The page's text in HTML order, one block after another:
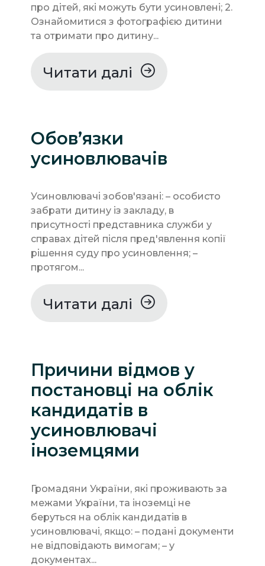
про дітей, які можуть бути усиновлені; 2.
Ознайомитися з фотографією дитини
та отримати про дитину...
Читати далі
Обов’язки
усиновлювачів
Усиновлювачі зобов'язані: – особисто
забрати дитину із закладу, в
присутності представника служби у
справах дітей після пред'явлення копії
рішення суду про усиновлення; –
протягом...
Читати далі
Причини відмов у
постановці на облік
кандидатів в
усиновлювачі
іноземцями
Громадяни України, які проживають за
межами України, та іноземці не
беруться на облік кандидатів в
усиновлювачі, якщо: – подані документи
не відповідають вимогам; – у
документах...